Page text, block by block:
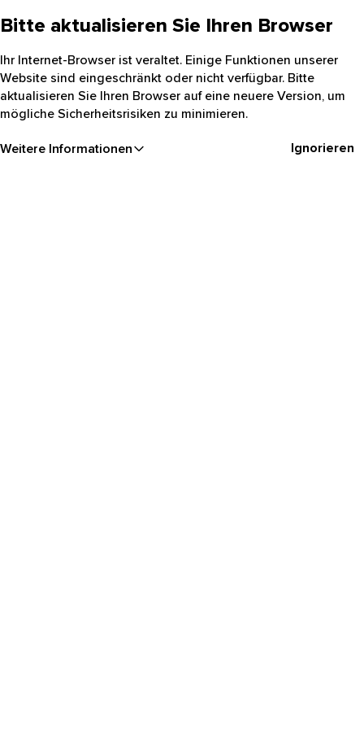
Bitte aktualisieren Sie Ihren Browser
Ihr Internet-Browser ist veraltet. Einige Funktionen unserer
Website sind eingeschränkt oder nicht verfügbar. Bitte
aktualisieren Sie Ihren Browser auf eine neuere Version, um
mögliche Sicherheitsrisiken zu minimieren.
Weitere Informationen Ignorieren